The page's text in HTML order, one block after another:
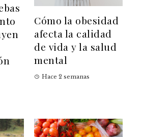
Cómo la obesidad
afecta la calidad
de vida y la salud
mental
Hace 2 semanas